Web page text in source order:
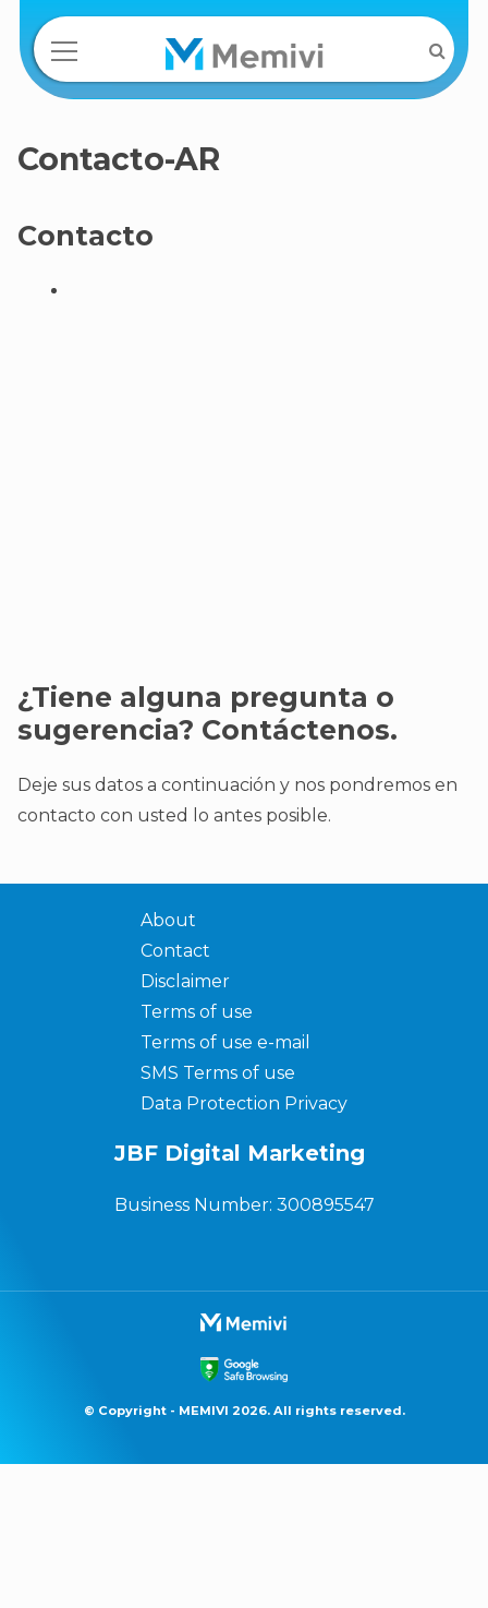
Contacto-AR
Contacto
¿Tiene alguna pregunta o
sugerencia? Contáctenos.
Deje sus datos a continuación y nos pondremos en
contacto con usted lo antes posible.
About
Contact
Disclaimer
Terms of use
Terms of use e-mail
SMS Terms of use
Data Protection Privacy
JBF Digital Marketing
Business Number: 300895547
© Copyright - MEMIVI 2026. All rights reserved.